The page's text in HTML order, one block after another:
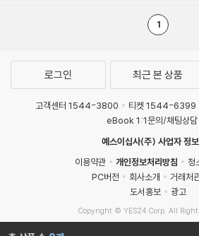
1
로그인 최근 본 상품
고객센터 1544-3800 티켓 1544-6399
eBook 1:1문의/채팅상담
예스이십사(주) 사업자 정보
이용약관
개인정보처리방침
청
PC버전
회사소개
거래처
도서홍보
광고
Copyright © YES24 Corp. All
MATOM4